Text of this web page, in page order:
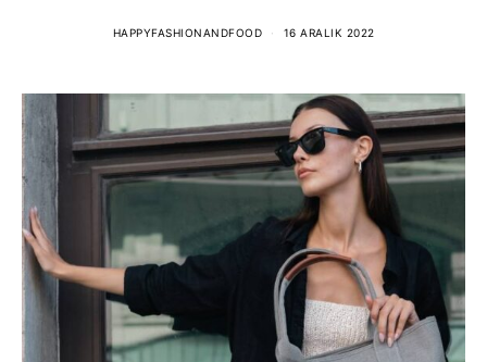
HAPPYFASHIONANDFOOD 16 ARALIK 2022